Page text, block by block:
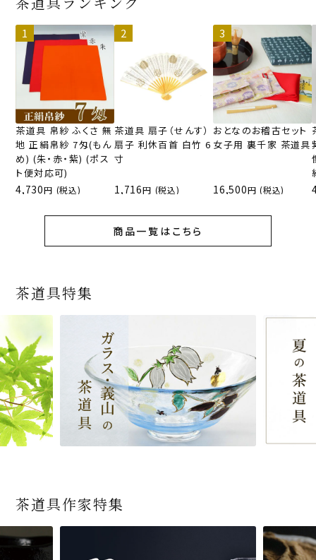
茶道具 帛紗 ふくさ 無
地 正絹帛紗 7匁(もん
め) (朱・赤・紫) (ポス
ト便対応可)
4,730 (税込)
茶道具 扇子（せんす）
扇子 利休百首 白竹 6
寸
1,716 (税込)
おとなのお稽古セット
女子用 裏千家 茶道具
16,500 (税込)
商品一覧はこちら
茶道具特集
茶道具作家特集